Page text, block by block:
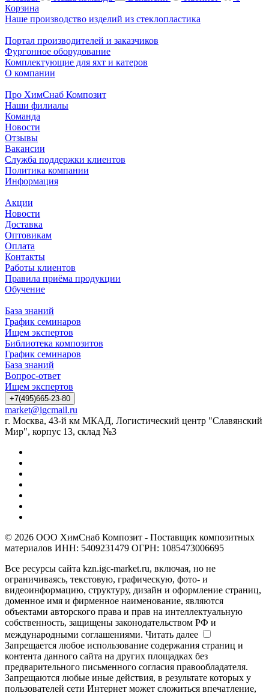
Корзина
Наше производство изделий из стеклопластика
Портал производителей и заказчиков
Фургонное оборудование
Комплектующие для яхт и катеров
О компании
Про ХимСнаб Композит
Наши филиалы
Команда
Новости
Отзывы
Вакансии
Служба поддержки клиентов
Политика компании
Информация
Акции
Новости
Доставка
Оптовикам
Оплата
Контакты
Работы клиентов
Правила приёма продукции
Обучение
База знаний
График семинаров
Ищем экспертов
Библиотека композитов
График семинаров
База знаний
Вопрос-ответ
Ищем экспертов
+7(495)665-23-80
market@igcmail.ru
г. Москва, 43-й км МКАД, Логистический центр "Славянский
Мир", корпус 13, склад №3
© 2026 ООО ХимСнаб Композит - Поставщик композитных
материалов ИНН: 5409231479 ОГРН: 1085473006695
Все ресурсы сайта kzn.igc-market.ru, включая, но не
ограничиваясь, текстовую, графическую, фото- и
видеоинформацию, структуру, дизайн и оформление страниц,
доменное имя и фирменное наименование, являются
объектами авторского права и прав на интеллектуальную
собственность, защищены законодательством РФ и
международными соглашениями. Читать далее
Запрещается любое использование содержания страниц и
контента данного сайта на других площадках без
предварительного письменного согласия правообладателя.
Запрещаются любые иные действия, в результате которых у
пользователей сети Интернет может сложиться впечатление,